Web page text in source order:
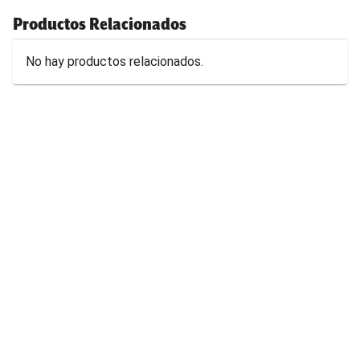
Productos Relacionados
No hay productos relacionados.